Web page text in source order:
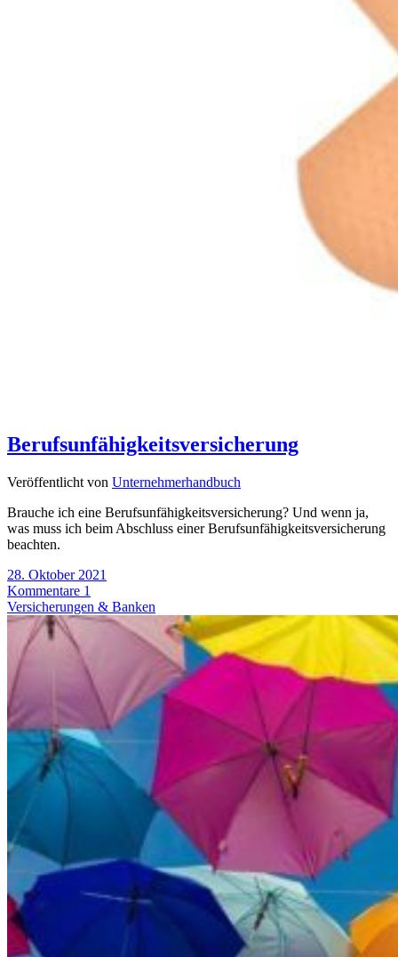
Berufsunfähigkeitsversicherung
Veröffentlicht von Unternehmerhandbuch
Brauche ich eine Berufsunfähigkeitsversicherung? Und wenn ja,
was muss ich beim Abschluss einer Berufsunfähigkeitsversicherung
beachten.
28. Oktober 2021
Kommentare 1
Versicherungen & Banken